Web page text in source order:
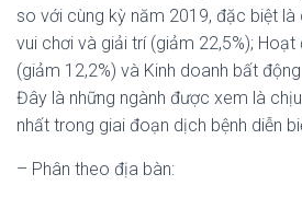
so với cùng kỳ năm 2019, đặc biệt là
vui chơi và giải trí (giảm 22,5%);
(giảm 12,2%) và Kinh doanh bất
Đây là những ngành được xem là
nhất trong giai đoạn dịch bệnh diễn
– Phân theo địa bàn: